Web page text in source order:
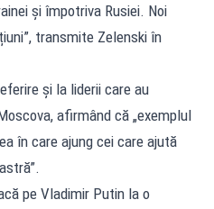
și împotriva Rusiei. Noi
transmite Zelenski în
și la liderii care au
afirmând că „exemplul
în care ajung cei care ajută
pe Vladimir Putin la o